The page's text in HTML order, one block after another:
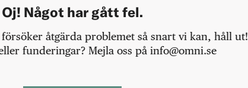
Oj! Något har gått fel.
åtgärda problemet så snart vi kan, håll ut!
funderingar? Mejla oss på info@omni.se